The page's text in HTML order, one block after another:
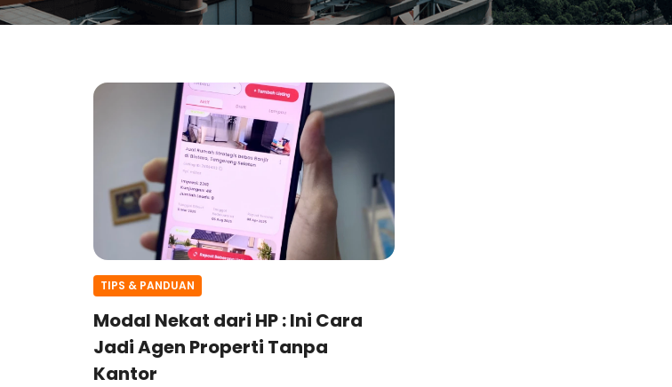
TIPS & PANDUAN
Modal Nekat dari HP : Ini Cara
Jadi Agen Properti Tanpa
Kantor